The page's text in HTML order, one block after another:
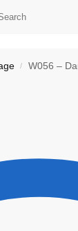
/ W056 –